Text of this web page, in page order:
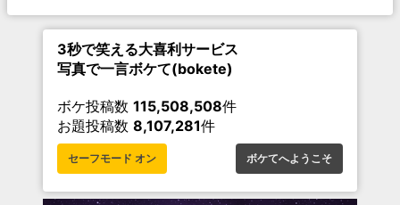
3秒で笑える大喜利サービス
写真で一言ボケて(bokete)
ボケ投稿数 115,508,508件
お題投稿数 8,107,281件
セーフモード オン ボケてへようこそ